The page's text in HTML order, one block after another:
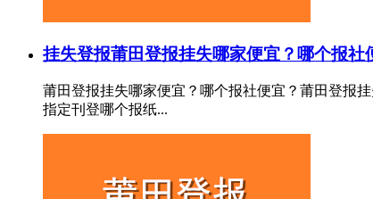
挂失登报莆田登报挂失哪家便宜？哪个报社
莆田登报挂失哪家便宜？哪个报社便宜？莆田登报
指定刊登哪个报纸...